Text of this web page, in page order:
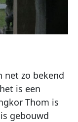
net zo bekend
is een
Thom is
gebouwd